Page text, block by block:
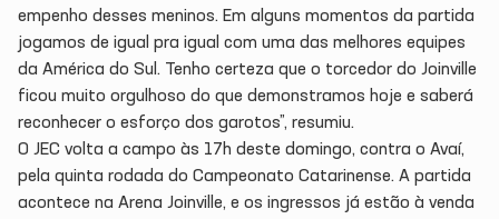
empenho desses meninos. Em alguns momentos da partida
jogamos de igual pra igual com uma das melhores equipes
da América do Sul. Tenho certeza que o torcedor do Joinville
ficou muito orgulhoso do que demonstramos hoje e saberá
reconhecer o esforço dos garotos”, resumiu.
O JEC volta a campo às 17h deste domingo, contra o Avaí,
pela quinta rodada do Campeonato Catarinense. A partida
acontece na Arena Joinville, e os ingressos já estão à venda